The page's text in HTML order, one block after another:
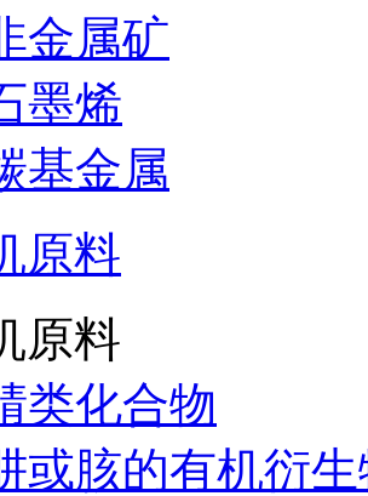
金属矿
墨烯
基金属
原料
原料
类化合物
或胲的有机衍